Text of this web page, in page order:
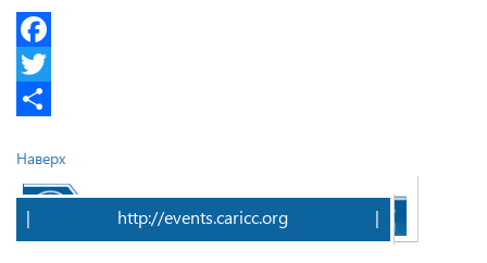
Facebook
Twitter
Наверх
| http://events.caricc.org |